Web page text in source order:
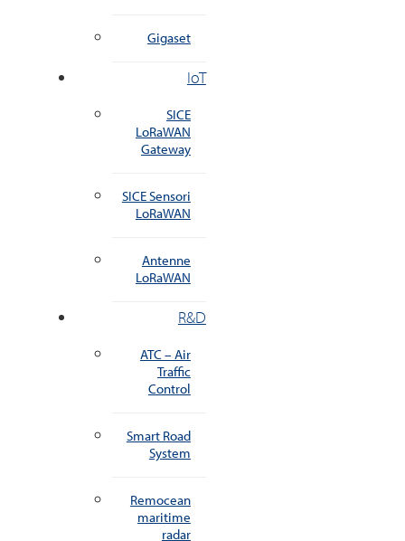
Gigaset
IoT
SICE
LoRaWAN
Gateway
SICE Sensori
LoRaWAN
Antenne
LoRaWAN
R&D
ATC – Air
Traffic
Control
Smart Road
System
Remocean
maritime
radar